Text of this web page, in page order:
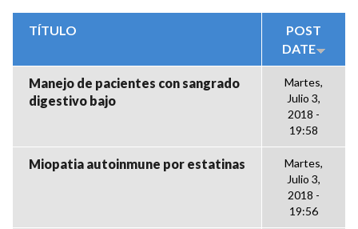
TÍTULO
POST
DATE
Manejo de pacientes con sangrado
digestivo bajo
Martes,
Julio 3,
2018 -
19:58
Miopatia autoinmune por estatinas
Martes,
Julio 3,
2018 -
19:56